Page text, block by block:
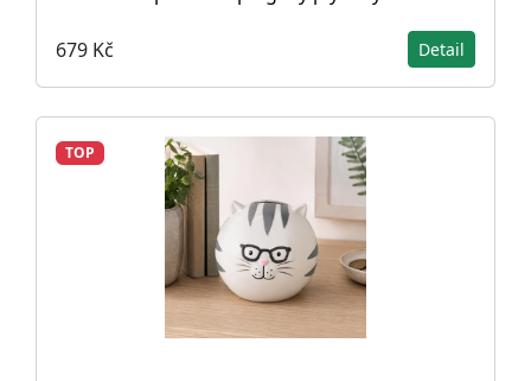
679 Kč Detail
TOP